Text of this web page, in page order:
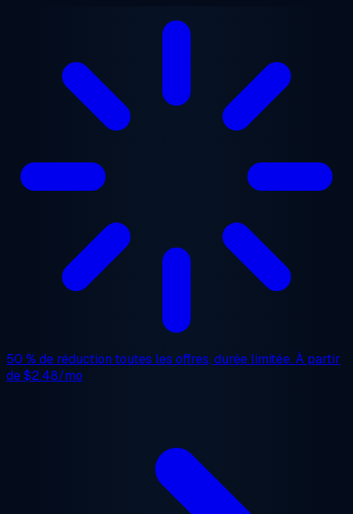
50 % de réduction toutes les offres, durée limitée. À partir
de$2.48/mo